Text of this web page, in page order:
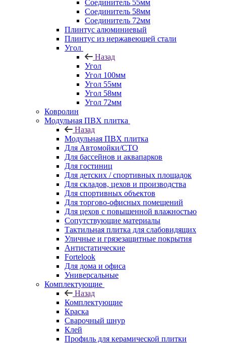
Соединитель 55мм
Соединитель 58мм
Соединитель 72мм
Плинтус алюминиевый
Плинтус из нержавеющей стали
Угол
Назад
Угол
Угол 100мм
Угол 55мм
Угол 58мм
Угол 72мм
Ковролин
Модульная ПВХ плитка
Назад
Модульная ПВХ плитка
Для Автомойки/СТО
Для бассейнов и аквапарков
Для гостиниц
Для детских / спортивных площадок
Для складов, цехов и производства
Для спортивных объектов
Для торгово-офисных помещений
Для цехов с повышенной влажностью
Сопутствующие материалы
Тактильная плитка для слабовидящих
Уличные и грязезащитные покрытия
Антистатические
Fortelook
Для дома и офиса
Универсальные
Комплектующие
Назад
Комплектующие
Краска
Сварочный шнур
Клей
Профиль для керамической плитки